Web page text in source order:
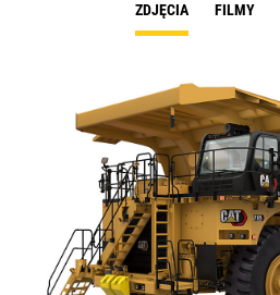
ZDJĘCIA FILMY